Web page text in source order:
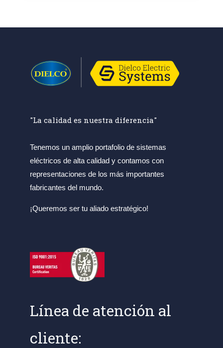
"La calidad es nuestra diferencia"
Tenemos un amplio portafolio de sistemas
eléctricos de alta calidad y contamos con
representaciones de los más importantes
fabricantes del mundo.
¡Queremos ser tu aliado estratégico!
Línea de atención al
cliente: